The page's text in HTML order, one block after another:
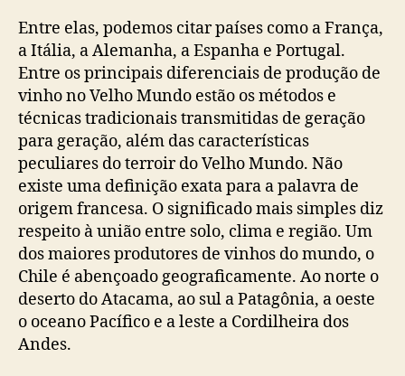
Entre elas, podemos citar países como a França,
a Itália, a Alemanha, a Espanha e Portugal.
Entre os principais diferenciais de produção de
vinho no Velho Mundo estão os métodos e
técnicas tradicionais transmitidas de geração
para geração, além das características
peculiares do terroir do Velho Mundo. Não
existe uma definição exata para a palavra de
origem francesa. O significado mais simples diz
respeito à união entre solo, clima e região. Um
dos maiores produtores de vinhos do mundo, o
Chile é abençoado geograficamente. Ao norte o
deserto do Atacama, ao sul a Patagônia, a oeste
o oceano Pacífico e a leste a Cordilheira dos
Andes.